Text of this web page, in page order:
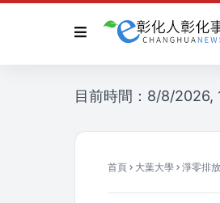
目前時間：8/8/2026,
首頁 大葉大學 淨零排